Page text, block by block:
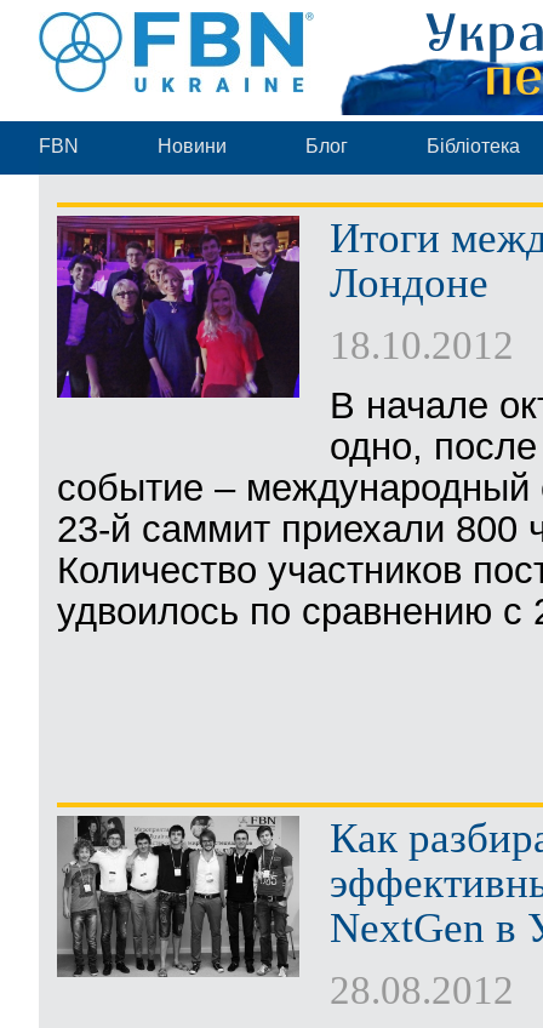
FBN Новини Блог Бібліотека
Итоги
Лондоне
18.10.2012
В начале
одно,
событие –
23-й саммит приехали 800
Количество участников
удвоилось по сравнению с
Как
NextGen в
28.08.2012